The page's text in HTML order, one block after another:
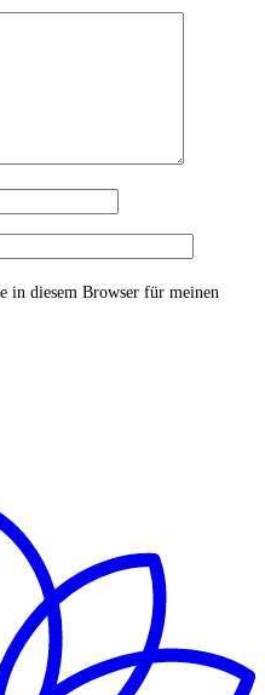
in diesem Browser für meinen